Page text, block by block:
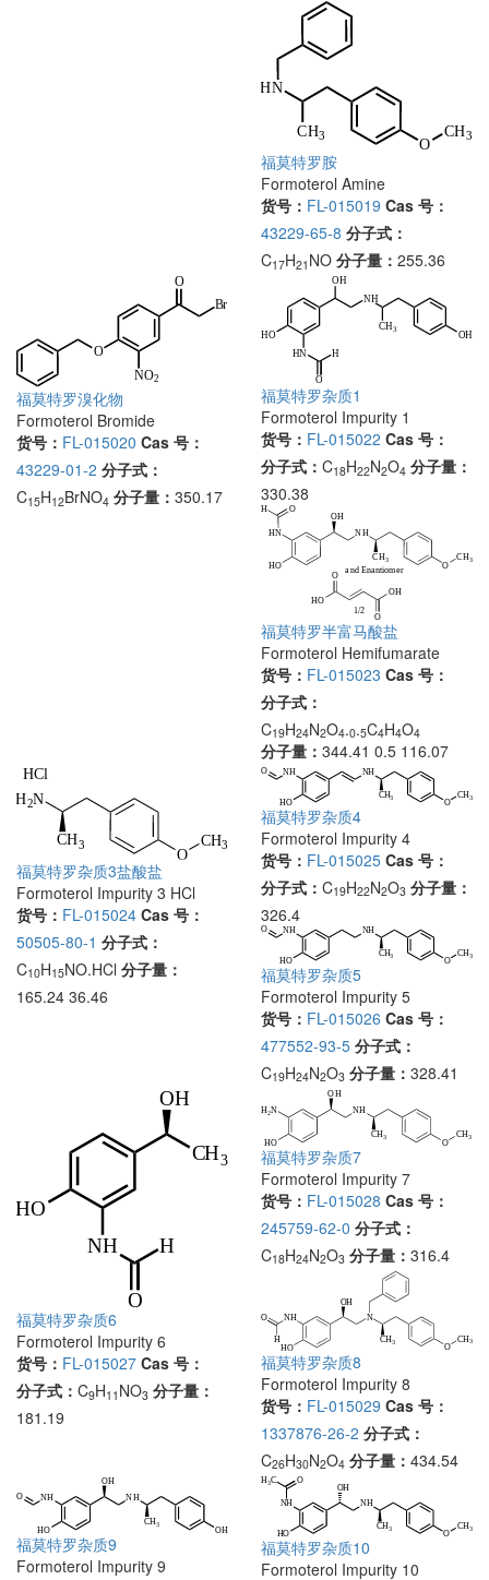
福莫特罗胺
Formoterol Amine
货号： FL-015019 Cas 号：
43229-65-8 分子式：
C17H21 NO 分子量： 255.36
福莫特罗溴化物
Formoterol Bromide
货号： FL-015020 Cas 号：
43229-01-2 分子式：
C15H12BrNO4 分子量： 350.17
福莫特罗杂质1
Formoterol Impurity 1
货号： FL-015022 Cas 号：
分子式： C18H22N2O4 分子量：
330.38
福莫特罗半富马酸盐
Formoterol Hemifumarate
货号： FL-015023 Cas 号：
分子式：
C19H24N2O4.0.5C4H4O4
分子量： 344.41 0.5 116.07
福莫特罗杂质3盐酸盐
Formoterol Impurity 3 HCl
货号： FL-015024 Cas 号：
50505-80-1 分子式：
C10H15NO.HCl 分子量：
165.24 36.46
福莫特罗杂质4
Formoterol Impurity 4
货号： FL-015025 Cas 号：
分子式： C19H22N2O3 分子量：
326.4
福莫特罗杂质5
Formoterol Impurity 5
货号： FL-015026 Cas 号：
477552-93-5 分子式：
C19H24N2O3 分子量： 328.41
福莫特罗杂质6
Formoterol Impurity 6
货号： FL-015027 Cas 号：
分子式： C9H11 NO3 分子量：
181.19
福莫特罗杂质7
Formoterol Impurity 7
货号： FL-015028 Cas 号：
245759-62-0 分子式：
C18H24N2O3 分子量： 316.4
福莫特罗杂质8
Formoterol Impurity 8
货号： FL-015029 Cas 号：
1337876-26-2 分子式：
C26H30N2O4 分子量： 434.54
福莫特罗杂质9
Formoterol Impurity 9
福莫特罗杂质10
Formoterol Impurity 10